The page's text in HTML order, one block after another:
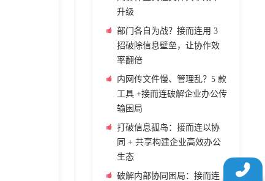
升级
部门各自为战？接而连用 3
招破除信息壁垒，让协作效
率翻倍
内网传文件慢、管理乱？5 款
工具 +接而连破解企业办公传
输困局
打破信息孤岛：接而连以协
同 + 共享构建企业高效办公
生态
破解内部协同困局：接而连